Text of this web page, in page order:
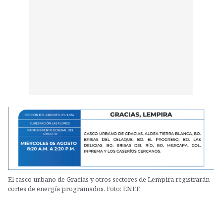
El casco urbano de Gracias y otros sectores de Lempira registrarán
cortes de energía programados. Foto: ENEE